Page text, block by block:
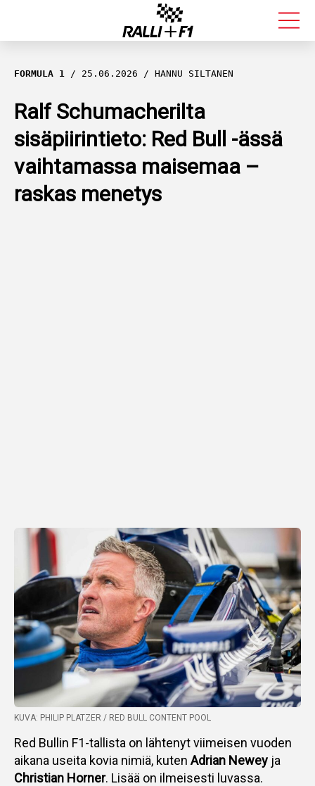
FORMULA 1
RALLI
KALLE ROVANPERÄ
VALTTERI BOTTAS
FORMULA 1 25.06.2026 HANNU SILTANEN
Ralf Schumacherilta
sisäpiirintieto: Red Bull -ässä
vaihtamassa maisemaa –
raskas menetys
KUVA: PHILIP PLATZER / RED BULL CONTENT POOL
Red Bullin F1-tallista on lähtenyt viimeisen vuoden
aikana useita kovia nimiä, kuten Adrian Newey ja
Christian Horner. Lisää on ilmeisesti luvassa.